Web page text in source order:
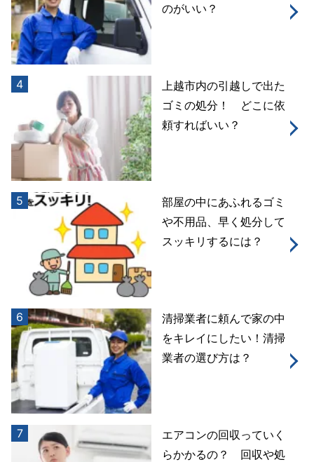
のがいい？
4
上越市内の引越しで出た
ゴミの処分！ どこに依
頼すればいい？
5
部屋の中にあふれるゴミ
や不用品、早く処分して
スッキリするには？
6
清掃業者に頼んで家の中
をキレイにしたい！清掃
業者の選び方は？
7
エアコンの回収っていく
らかかるの？ 回収や処